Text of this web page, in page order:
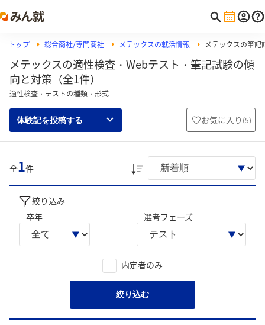
トップ 総合商社/専門商社 メテックスの就活情報 メテックスの筆
メテックスの適性検査・Webテスト・筆記試験の傾
向と対策（全1件）
適性検査・テストの種類・形式
体験記を投稿する お気に入り (5)
全1件
絞り込み
卒年
選考フェーズ
内定者のみ
絞り込む